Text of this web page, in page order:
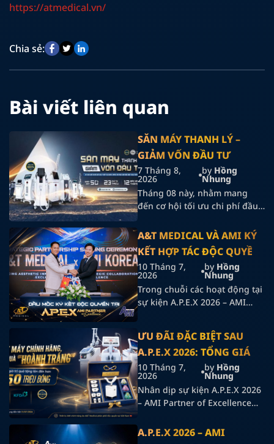
https://atmedical.vn/
Chia sẻ:
Bài viết liên quan
SĂN MÁY THANH LÝ –
GIẢM VỐN ĐẦU TƯ
7 Tháng 8,
2026
byHồng
Nhung
Tháng 08 này, nhằm mang
đến cơ hội tối ưu chi phí đầu
phòng khám thẩm mỹ, A&T
MEDICAL chính thức khởi
động chương trình “SĂN MÁY
THANH LÝ - GIẢM VỐN ĐẦU
TƯ” với hàng loạt thiết bị công
nghệ cao được thanh lý.
A&T MEDICAL VÀ AMI KÝ
KẾT HỢP TÁC ĐỘC QUYỀN
TẠI A.P.E.X 2026
10 Tháng 7,
2026
byHồng
Nhung
Trong chuỗi các hoạt động tại
sự kiện A.P.E.X 2026 – AMI
MEDICAL và AMI đã chính
thức thực hiện nghi thức ký
kết hợp tác độc quyền, đánh
dấu một cột mốc quan trọng
trong hành trình phát triển
các giải pháp thẩm mỹ công
nghệ cao tại thị trường […]
ƯU ĐÃI ĐẶC BIỆT SAU
A.P.E.X 2026: TỔNG GIÁ
TRỊ QUÀ TẶNG LÊN ĐẾN
250 TRIỆU ĐỒNG
10 Tháng 7,
2026
byHồng
Nhung
Nhân dịp sự kiện A.P.E.X 2026
– AMI Partner of Excellence
MEDICAL triển khai chương
A.P.E.X 2026 – AMI